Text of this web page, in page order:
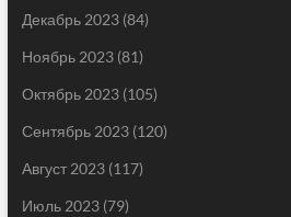
Декабрь 2023(84)
Ноябрь 2023(81)
Октябрь 2023(105)
Сентябрь 2023(120)
Август 2023(117)
Июль 2023(79)